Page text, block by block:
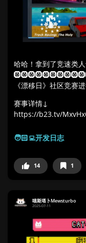
哈哈！拿到了竞速类
《漂移日》社区竞赛
赛事详情↓
https://b23.tv/
🧑🏻‍💻开发日志
14 1
喵斯塔卜Mewsturbo
2025-07-11